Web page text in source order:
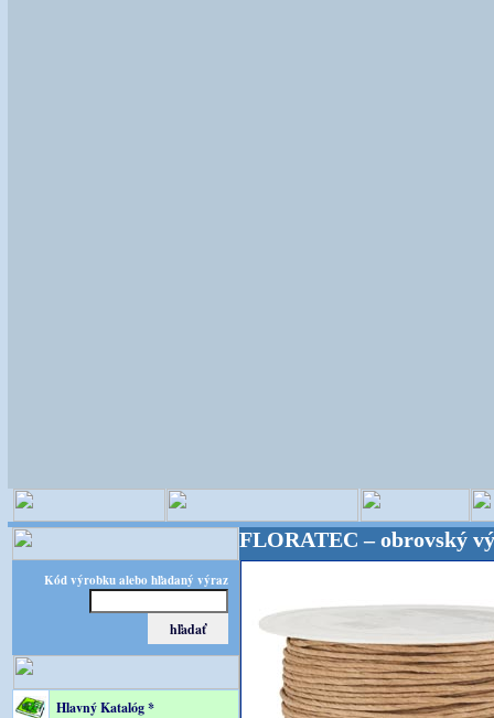
Kód výrobku alebo hľadaný výraz
Hlavný Katalóg *
potreby! FLORATEC – obrovský výber –